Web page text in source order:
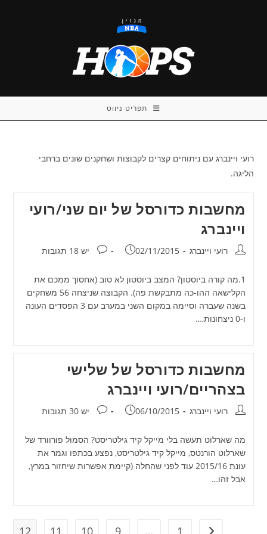
תפריט ניווט
רועי ויינברג עם ניתוחים קצרים לקבוצות ושחקנים שונים ברחבי
הליגה.
מחשבות כדורסל של יום שני/רועי
ויינברג
מחבר:רועי ויינברג פורסם:
02/11/2015 תגובות:
יש 18 תגובות
1.מה קורה ביוסטון? המצב ביוסטון לא טוב (אחסוך ממכם את
הקלישאה ההו-כה מתבקשת פה). הקבוצה שניצחה 56 משחקים
בשנה שעברה וסיימה במקום השני במערב עם 3 הפסדים העונה
ו-0 ניצחונות,…
מחשבות כדורסל של שלישי
בצהריים/רועי ויינברג
מחבר:רועי ויינברג פורסם:
06/10/2015 תגובות:
יש 30 תגובות
מה שארלוט תעשה בלי מייקל קיד גילטריסט? הסמול פורוורד של
שארלוט הורנטס, מייקל קיד גילטריסט, נפצע בכתפו וגמר את
עונת 2015/16 עוד לפני שהחלה (קיימת אפשרות שיחזור במרץ,
אבל זהו…
מעבר לעמוד הקודם
1
…
9
10
11
12